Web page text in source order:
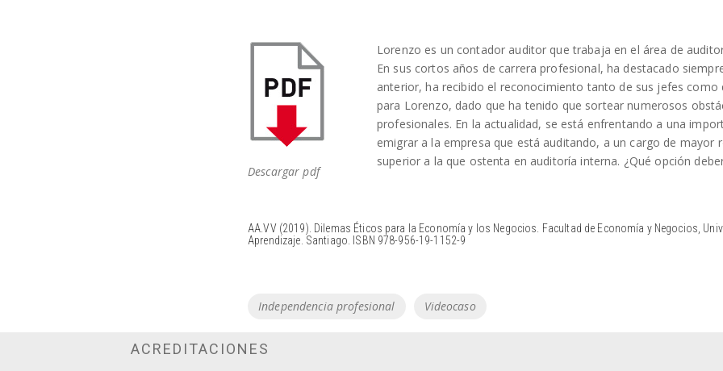
Descargar pdf
Lorenzo es un contador auditor que trabaja en el área de
En sus cortos años de carrera profesional, ha destacado
anterior, ha recibido el reconocimiento tanto de sus jefes
para Lorenzo, dado que ha tenido que sortear numerosos
profesionales. En la actualidad, se está enfrentando a una
emigrar a la empresa que está auditando, a un cargo de mayor
superior a la que ostenta en auditoría interna. ¿Qué opción
AA.VV (2019). Dilemas Éticos para la Economía y los Negocios. Facultad de Economía y Negocios,
Aprendizaje. Santiago. ISBN 978-956-19-1152-9
Tags
Independencia profesional Videocaso
ACREDITACIONES